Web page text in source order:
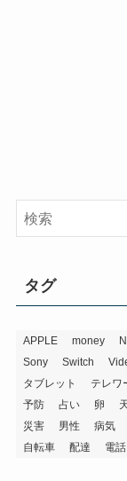
タグ
APPLE money
Sony
Switch
タブレット
テレワ
予防
占い 卵
災害
男性 病気
自転車
配達 電話